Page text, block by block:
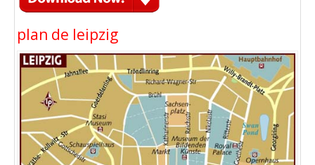
plan de leipzig